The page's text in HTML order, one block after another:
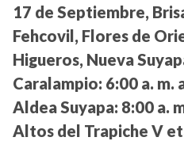
17 de Septiembre,
Fehcovil, Flores de
Higueros, Nueva
Caralampio: 6:00 a. m.
Aldea Suyapa: 8:00 a.
Altos del Trapiche V